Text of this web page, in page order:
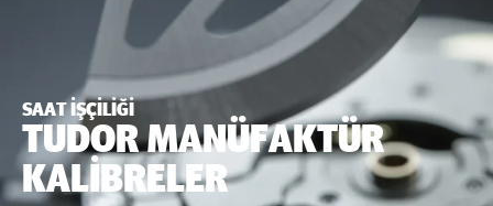
SAAT IŞÇILIĞI
TUDOR MANÜFAKTÜR
KALİBRELER